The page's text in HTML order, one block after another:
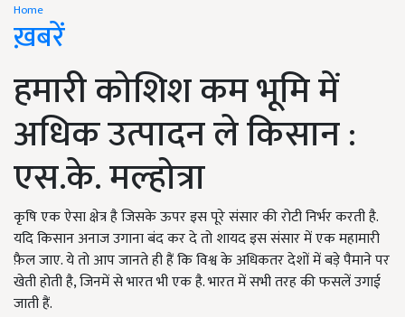
Home
ख़बरें
हमारी कोशिश कम भूमि में
अधिक उत्पादन ले किसान :
एस.के. मल्होत्रा
कृषि एक ऐसा क्षेत्र है जिसके ऊपर इस पूरे संसार की रोटी निर्भर करती है.
यदि किसान अनाज उगाना बंद कर दे तो शायद इस संसार में एक महामारी
फ़ैल जाए. ये तो आप जानते ही हैं कि विश्व के अधिकतर देशों में बड़े पैमाने पर
खेती होती है, जिनमें से भारत भी एक है. भारत में सभी तरह की फसलें उगाई
जाती हैं.